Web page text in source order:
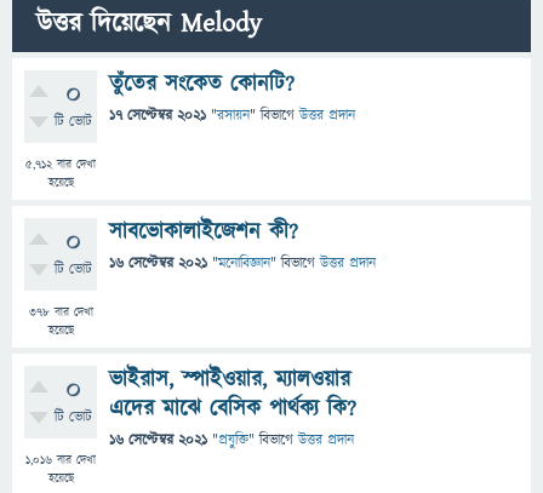
উত্তর দিয়েছেন Melody
0
টি ভোট
5,712বার দেখা
হয়েছে
তুঁতের সংকেত কোনটি?
17 সেপ্টেম্বর 2021 "রসায়ন" বিভাগে উত্তর প্রদান
0
টি ভোট
378বার দেখা
হয়েছে
সাবভোকালাইজেশন কী?
16 সেপ্টেম্বর 2021 "মনোবিজ্ঞান" বিভাগে উত্তর প্রদান
0
টি ভোট
1,016 বার দেখা
হয়েছে
ভাইরাস, স্পাইওয়ার, ম্যালওয়ার
এদের মাঝে বেসিক পার্থক্য কি?
16 সেপ্টেম্বর 2021 "প্রযুক্তি" বিভাগে উত্তর প্রদান